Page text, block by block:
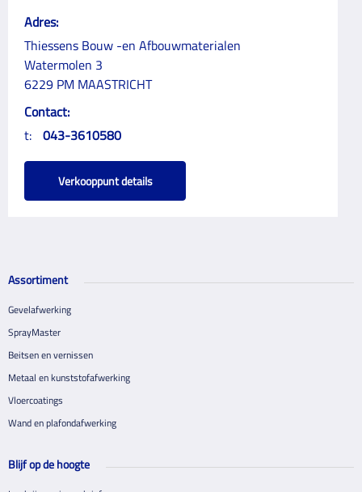
Adres:
Thiessens Bouw -en Afbouwmaterialen
Watermolen 3
6229 PM MAASTRICHT
Contact:
t: 043-3610580
Verkooppunt details
Assortiment
Gevelafwerking
SprayMaster
Beitsen en vernissen
Metaal en kunststofafwerking
Vloercoatings
Wand en plafondafwerking
Blijf op de hoogte